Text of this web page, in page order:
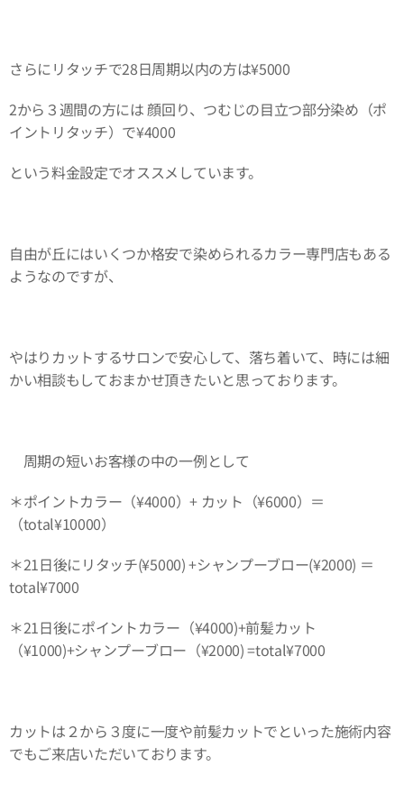
さらにリタッチで28日周期以内の方は¥5000
2から３週間の方には 顔回り、つむじの目立つ部分染め（ポ
イントリタッチ）で¥4000
という料金設定でオススメしています。
自由が丘にはいくつか格安で染められるカラー専門店もある
ようなのですが、
やはりカットするサロンで安心して、落ち着いて、時には細
かい相談もしておまかせ頂きたいと思っております。
周期の短いお客様の中の一例として
＊ポイントカラー（¥4000）+ カット（¥6000）＝
（total¥10000）
＊21日後にリタッチ(¥5000) +シャンプーブロー(¥2000) ＝
total¥7000
＊21日後にポイントカラー（¥4000)+前髪カット
（¥1000)+シャンプーブロー（¥2000) =total¥7000
カットは２から３度に一度や前髪カットでといった施術内容
でもご来店いただいております。